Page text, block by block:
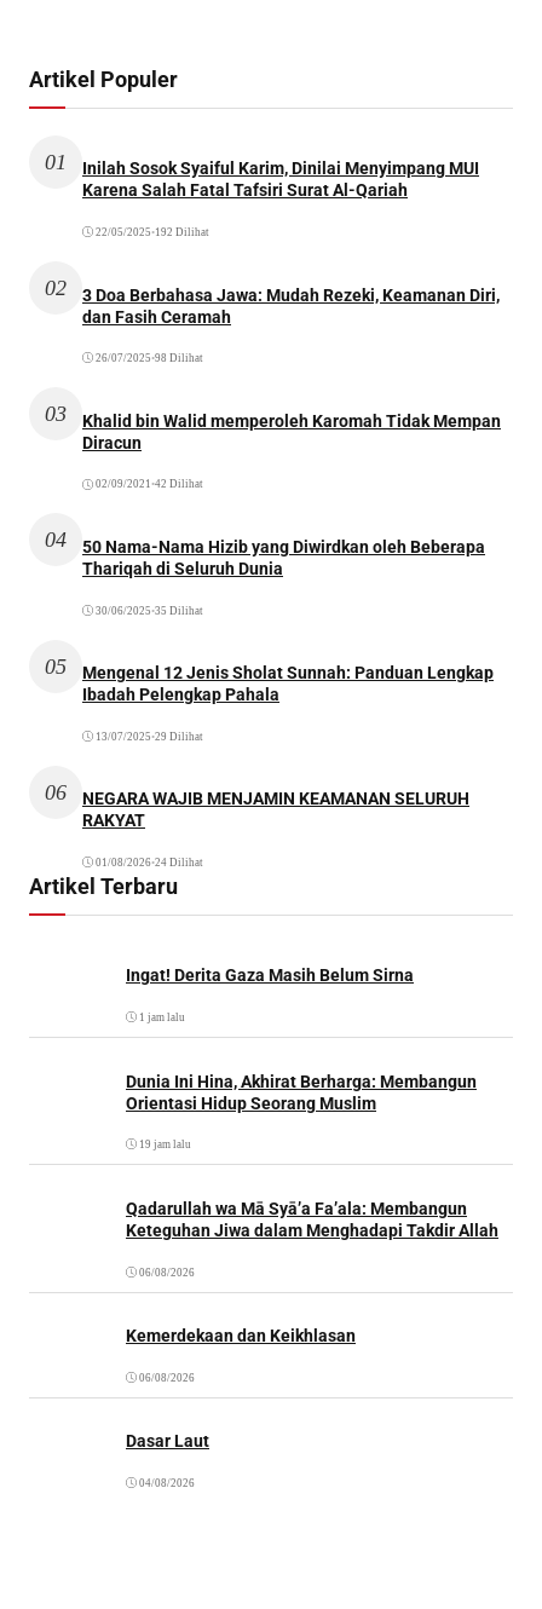
Artikel Populer
01
Inilah Sosok Syaiful Karim, Dinilai Menyimpang MUI
Karena Salah Fatal Tafsiri Surat Al-Qariah
22/05/2025 •192 Dilihat
02
3 Doa Berbahasa Jawa: Mudah Rezeki, Keamanan Diri,
dan Fasih Ceramah
26/07/2025 •98 Dilihat
03
Khalid bin Walid memperoleh Karomah Tidak Mempan
Diracun
02/09/2021 •42 Dilihat
04
50 Nama-Nama Hizib yang Diwirdkan oleh Beberapa
Thariqah di Seluruh Dunia
30/06/2025 •35 Dilihat
05
Mengenal 12 Jenis Sholat Sunnah: Panduan Lengkap
Ibadah Pelengkap Pahala
13/07/2025 •29 Dilihat
06
NEGARA WAJIB MENJAMIN KEAMANAN SELURUH
RAKYAT
01/08/2026•24 Dilihat
Artikel Terbaru
Ingat! Derita Gaza Masih Belum Sirna
1 jam lalu
Dunia Ini Hina, Akhirat Berharga: Membangun
Orientasi Hidup Seorang Muslim
19 jam lalu
Qadarullah wa Mā Syā’a Fa’ala: Membangun
Keteguhan Jiwa dalam Menghadapi Takdir Allah
06/08/2026
Kemerdekaan dan Keikhlasan
06/08/2026
Dasar Laut
04/08/2026